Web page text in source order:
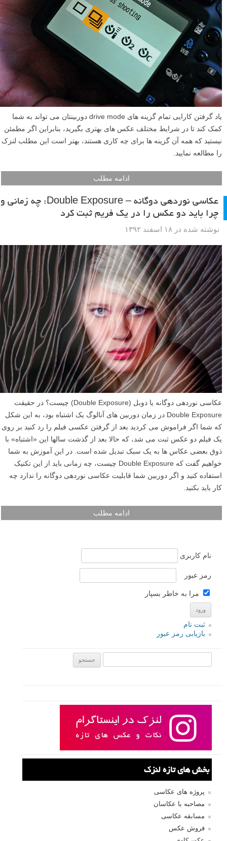
یاد گرفتن کارایی تمام گزینه های drive mode دوربینتان می تواند به شما
کمک کند تا در شرایط مختلف عکس های بهتری بگیرید، بنابراین اگر مطمئن
نیستید که همه آن گزینه ها برای چه کاری هستند، بهتر است این مطلب لنزک
را مطالعه نمایید.
ادامه مطلب
عکاسی نوردهی دوگانه – Double Exposure: چه زمانی و
چرا باید دو عکس را در یک فریم ثبت کرد
نوشته شده در ۱۸ اسفند ۱۳۹۲
عکاسی نوردهی دوگانه یا دوبل (Double Exposure) چیست؟ در حقیقت
Double Exposure در زمان دوربین های آنالوگ یک اشتباه بود، به این شکل
که شما اگر فراموش می کردید بعد از گرفتن عکسی فیلم را رد کنید بر روی
یک فیلم دو عکس ثبت می شد، که حالا بعد از گذشت سالها این «اشتباه» با
ذوق بعضی عکاس ها به یک سبک تبدیل شده است. در این آموزش به شما
خواهیم گفت که Double Exposure چیست، چه زمانی باید از این تکنیک
استفاده کنید و اگر دوربین شما قابلیت عکاسی نوردهی دوگانه را ندارد چه
کار باید بکنید.
ادامه مطلب
نام کاربری
رمز عبور
مرا به خاطر بسپار
ثبت نام
بازیابی رمز عبور
بخش های تازه لنزک
پروژه های عکاسی
مصاحبه با عکاسان
مسابقه عکاسی
فروش عکس